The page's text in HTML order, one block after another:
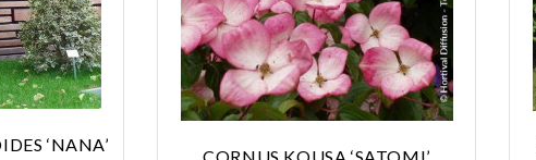
‘NANA’
CORNUS KOUSA ‘SATOMI’